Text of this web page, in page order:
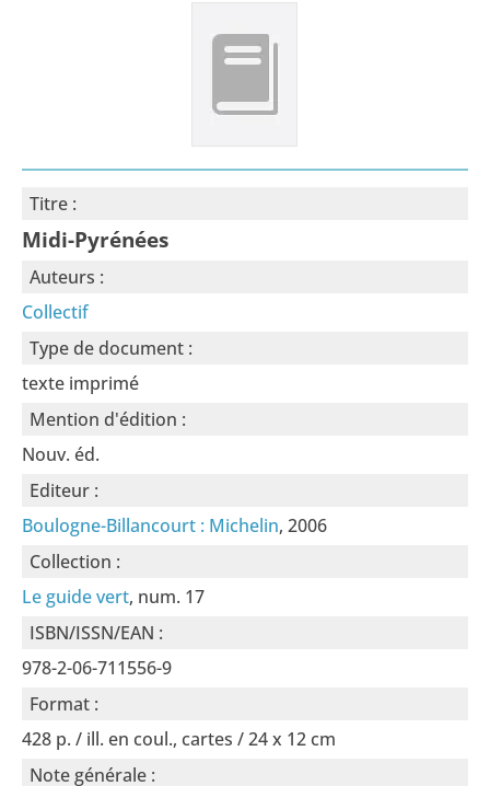
Titre :
Midi-Pyrénées
Auteurs :
Collectif
Type de document :
texte imprimé
Mention d'édition :
Nouv. éd.
Editeur :
Boulogne-Billancourt : Michelin, 2006
Collection :
Le guide vert, num. 17
ISBN/ISSN/EAN :
978-2-06-711556-9
Format :
428 p. / ill. en coul., cartes / 24 x 12 cm
Note générale :